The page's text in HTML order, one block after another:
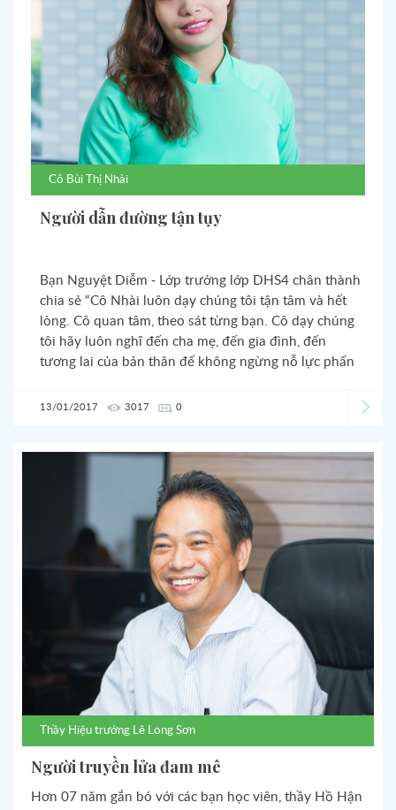
Cô Bùi Thị Nhài
Người dẫn đường tận tụy
Bạn Nguyệt Diễm - Lớp trưởng lớp DHS4 chân thành
chia sẻ “Cô Nhài luôn dạy chúng tôi tận tâm và hết
lòng. Cô quan tâm, theo sát từng bạn. Cô dạy chúng
tôi hãy luôn nghĩ đến cha mẹ, đến gia đình, đến
tương lai của bản thân để không ngừng nỗ lực phấn
người chị hết lòng vì chúng tôi! Nếu bạn là học viên
13/01/2017 3017 0
Thầy Hiệu trưởng Lê Long Sơn
Người truyền lửa đam mê
Hơn 07 năm gắn bó với các bạn học viên, thầy Hồ Hận